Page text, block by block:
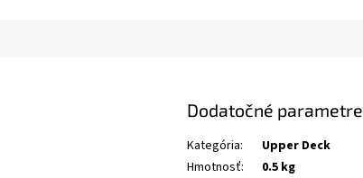
Dodatočné parametre
Kategória:
Upper Deck
Hmotnosť:
0.5 kg